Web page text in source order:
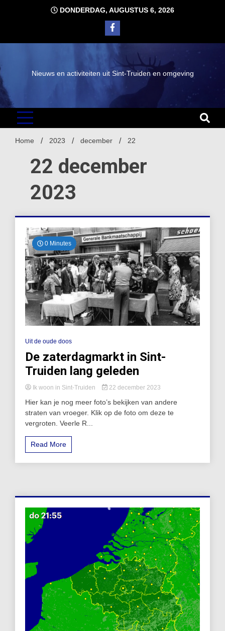
DONDERDAG, AUGUSTUS 6, 2026
Nieuws en activiteiten uit Sint-Truiden en omgeving
Home 2023 december 22
22 december
2023
0 Minutes
Uit de oude doos
De zaterdagmarkt in Sint-
Truiden lang geleden
Ik woon in Sint-Truiden 22 december 2023
Hier kan je nog meer foto’s bekijken van andere
straten van vroeger. Klik op de foto om deze te
vergroten. Veerle R...
Read More